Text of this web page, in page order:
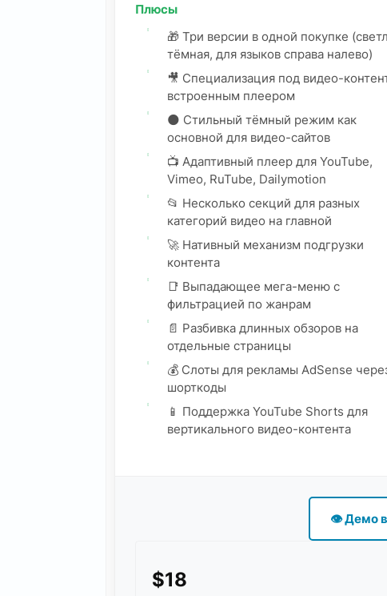
Плюсы
🎁 Три версии в одной покупке
тёмная, для языков справа налево)
🎥 Специализация под видео-
встроенным плеером
🌑 Стильный тёмный режим как
основной для видео-сайтов
📺 Адаптивный плеер для YouTube,
Vimeo, RuTube, Dailymotion
📂 Несколько секций для разных
категорий видео на главной
🚀 Нативный механизм подгрузки
контента
📑 Выпадающее мега-меню с
фильтрацией по жанрам
📄 Разбивка длинных обзоров на
отдельные страницы
💰 Слоты для рекламы AdSense
шорткоды
📱 Поддержка YouTube Shorts для
вертикального видео-контента
👁 Демо
$18